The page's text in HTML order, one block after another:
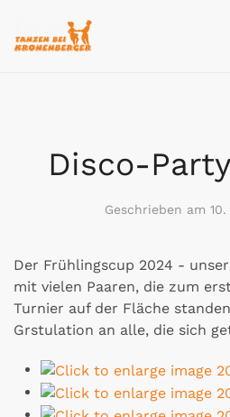
Skip
Disco-
Geschrieben am
Der Frühlingscup 2024 -
mit vielen Paaren, die zum
Turnier auf der Fläche
Grstulation an alle, die sich